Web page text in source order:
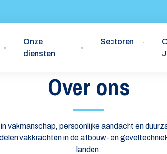
Onze
diensten
Sectoren
Over ons
vakmanschap, persoonlijke aandacht en
vakkrachten in de afbouw- en
landen.